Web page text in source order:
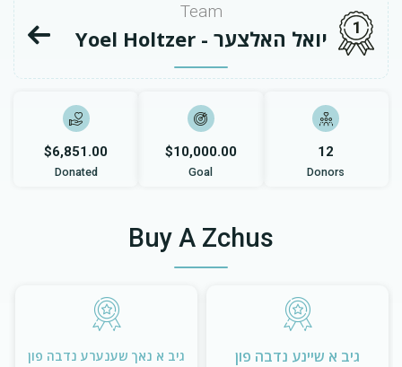
Team
Yoel Holtzer - יואל האלצער 1
$6,851.00
Donated
$10,000.00
Goal
12
Donors
Buy A Zchus
גיב א שיינע נדבה פון גיב א נאך שענערע נדבה פון